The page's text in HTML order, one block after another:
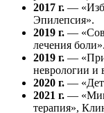
2017 г. —
Эпилепсия».
2019 г. —
лечения боли».
2019 г. —
неврологии и
2020 г. —
2021 г. —
терапия»,